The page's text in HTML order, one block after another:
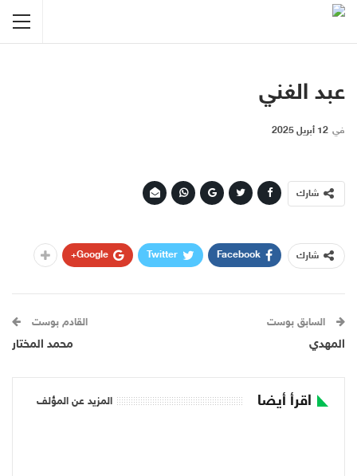
عبد الغني
في 12 أبريل 2025
شارك
شارك Facebook
Twitter
Google+
السابق بوست
المهدي
القادم بوست
محمد المختار
اقرأ أيضا المزيد عن المؤلف